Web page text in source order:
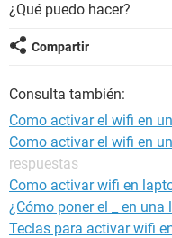
¿Qué puedo hacer?
Compartir
Consulta también:
Como activar el wifi en
Como activar el wifi en
respuestas
Como activar wifi en
¿Cómo poner el _ en una
Teclas para activar wifi